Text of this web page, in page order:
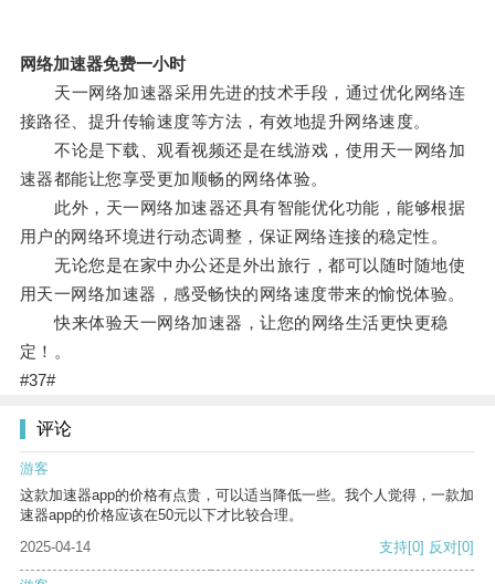
网络加速器免费一小时
天一网络加速器采用先进的技术手段，通过优化网络连
接路径、提升传输速度等方法，有效地提升网络速度。
不论是下载、观看视频还是在线游戏，使用天一网络加
速器都能让您享受更加顺畅的网络体验。
此外，天一网络加速器还具有智能优化功能，能够根据
用户的网络环境进行动态调整，保证网络连接的稳定性。
无论您是在家中办公还是外出旅行，都可以随时随地使
用天一网络加速器，感受畅快的网络速度带来的愉悦体验。
快来体验天一网络加速器，让您的网络生活更快更稳
定！。
#37#
评论
游客
这款加速器app的价格有点贵，可以适当降低一些。我个人觉得，一款加
速器app的价格应该在50元以下才比较合理。
2025-04-14
支持[0] 反对[0]